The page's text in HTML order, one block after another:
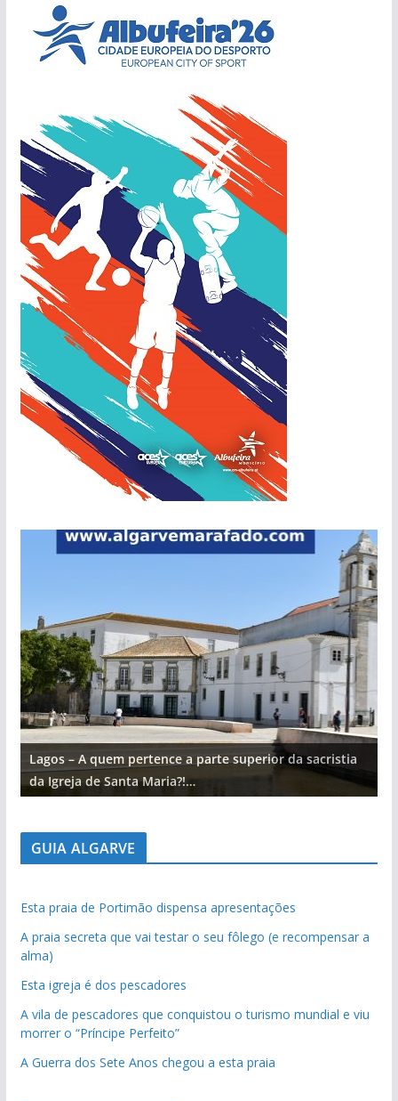
Lagos – A quem pertence a parte superior da sacristia
da Igreja de Santa Maria?!…
GUIA ALGARVE
Esta praia de Portimão dispensa apresentações
A praia secreta que vai testar o seu fôlego (e recompensar a
alma)
Esta igreja é dos pescadores
A vila de pescadores que conquistou o turismo mundial e viu
morrer o “Príncipe Perfeito”
A Guerra dos Sete Anos chegou a esta praia